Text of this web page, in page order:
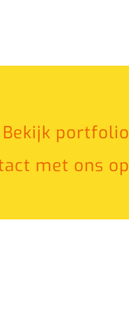
Bekijk portfolio
met ons op